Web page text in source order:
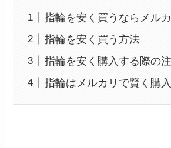
指輪を安く買うならメル
指輪を安く買う方法
指輪を安く購入する際の
指輪はメルカリで賢く購